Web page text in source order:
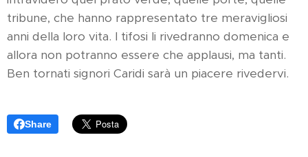
tribune, che hanno rappresentato tre meravigliosi
anni della loro vita. I tifosi li rivedranno domenica e
allora non potranno essere che applausi, ma tanti.
Ben tornati signori Caridi sarà un piacere rivedervi.
Share